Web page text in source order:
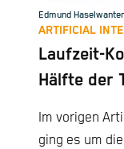
Edmund Haselwanter
ARTIFICIAL
Laufzeit-
Hälfte der
Im vorigen
ging es um